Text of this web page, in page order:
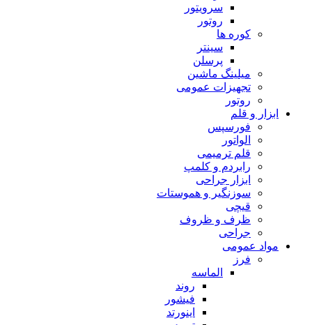
سرویتور
روتور
کوره ها
سینتر
پرسلن
میلینگ ماشین
تجهیزات عمومی
روتور
ابزار و قلم
فورسپس
الواتور
قلم ترمیمی
رابردم و کلمپ
ابزار جراحی
سوزنگیر و هموستات
قیچی
ظرف و ظروف
جراحی
مواد عمومی
فرز
الماسه
روند
فیشور
اینورتد